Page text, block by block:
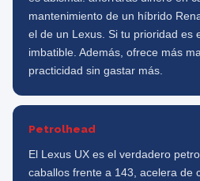
mantenimiento de un híbrido
el de un Lexus. Si tu prioridad es
imbatible. Además, ofrece más
practicidad sin gastar más.
Petrolhead
El Lexus UX es el verdadero
caballos frente a 143, acelera de